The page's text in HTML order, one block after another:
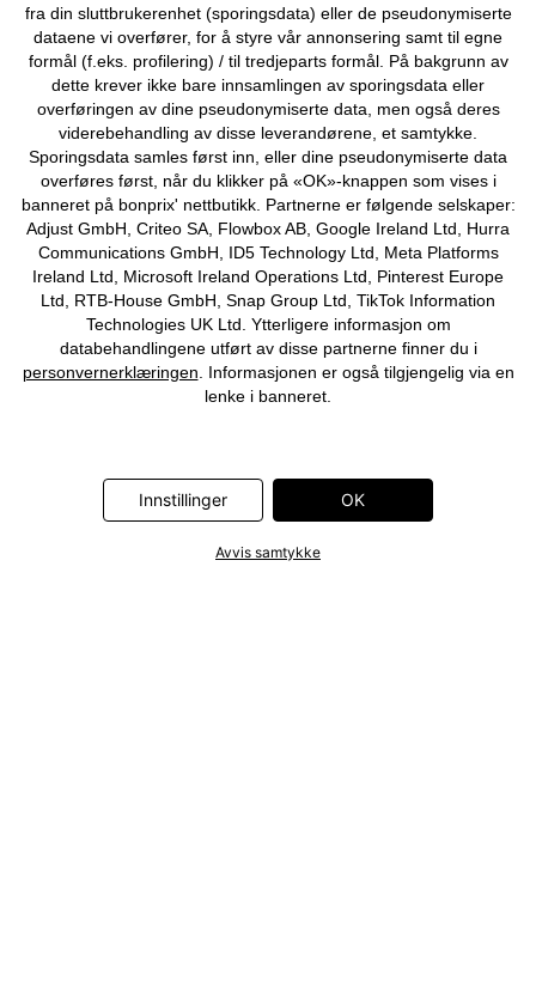
Om Oss Angre kjøp
© 2026 bonprix.
fra din sluttbrukerenhet (sporingsdata) eller de pseudonymiserte
dataene vi overfører, for å styre vår annonsering samt til egne
formål (f.eks. profilering) / til tredjeparts formål. På bakgrunn av
dette krever ikke bare innsamlingen av sporingsdata eller
overføringen av dine pseudonymiserte data, men også deres
viderebehandling av disse leverandørene, et samtykke.
Sporingsdata samles først inn, eller dine pseudonymiserte data
overføres først, når du klikker på «OK»-knappen som vises i
banneret på bonprix' nettbutikk. Partnerne er følgende selskaper:
Adjust GmbH, Criteo SA, Flowbox AB, Google Ireland Ltd, Hurra
Communications GmbH, ID5 Technology Ltd, Meta Platforms
Ireland Ltd, Microsoft Ireland Operations Ltd, Pinterest Europe
Ltd, RTB-House GmbH, Snap Group Ltd, TikTok Information
Technologies UK Ltd. Ytterligere informasjon om
databehandlingene utført av disse partnerne finner du i
personvernerklæringen . Informasjonen er også tilgjengelig via en
lenke i banneret.
Innstillinger OK
Avvis samtykke